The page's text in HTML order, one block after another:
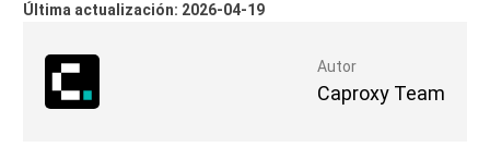
Autor
Caproxy Team
Última actualización: 2026-04-19